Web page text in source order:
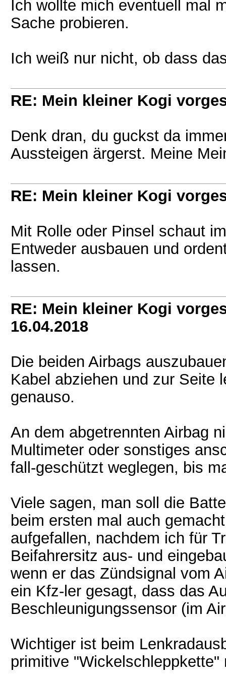
Ich wollte mich eventuell mal
Sache probieren.
Ich weiß nur nicht, ob dass
RE: Mein kleiner Kogi
Denk dran, du guckst da
Aussteigen ärgerst. Meine
RE: Mein kleiner Kogi
Mit Rolle oder Pinsel schaut
Entweder ausbauen und
lassen.
RE: Mein kleiner Kogi
16.04.2018
Die beiden Airbags
Kabel abziehen und zur Seite
genauso.
An dem abgetrennten Airbag
Multimeter oder sonstiges
fall-geschützt weglegen, bis
Viele sagen, man soll die
beim ersten mal auch
aufgefallen, nachdem ich für
Beifahrersitz aus- und
wenn er das Zündsignal vom
ein Kfz-ler gesagt, dass das
Beschleunigungssensor (im
Wichtiger ist beim
primitive "Wickelschleppkette"